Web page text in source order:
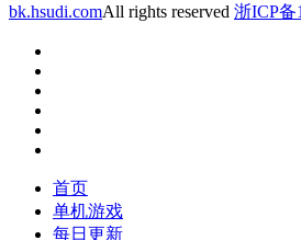
bk.hsudi.comAll rights reserved 浙ICP备
首页
单机游戏
每日更新